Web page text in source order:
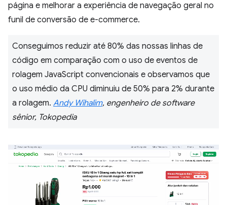
página e melhorar a experiência de navegação geral no
funil de conversão de e-commerce.
Conseguimos reduzir até 80% das nossas linhas de
código em comparação com o uso de eventos de
rolagem JavaScript convencionais e observamos que
o uso médio da CPU diminuiu de 50% para 2% durante
a rolagem. Andy Wihalim, engenheiro de software
sênior, Tokopedia